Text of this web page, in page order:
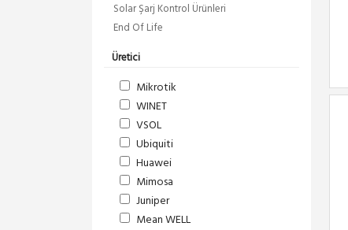
Solar Şarj Kontrol Ürünleri
End Of Life
Üretici
Mikrotik
WINET
VSOL
Ubiquiti
Huawei
Mimosa
Juniper
Mean WELL